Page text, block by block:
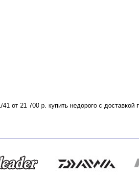
от 21 700 р. купить недорого с